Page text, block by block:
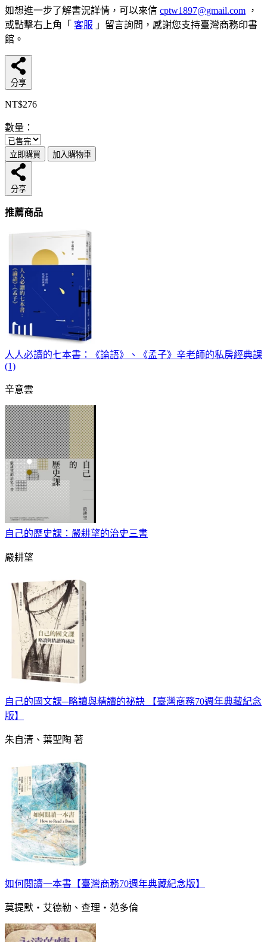
如想進一步了解書況詳情，可以來信 cptw1897@gmail.com ，
或點擊右上角「 客服 」留言詢問，感謝您支持臺灣商務印書
館。
分享
NT$276
數量：
立即購買 加入購物車
分享
推薦商品
人人必讀的七本書：《論語》、《孟子》辛老師的私房經典課
(1)
辛意雲
自己的歷史課：嚴耕望的治史三書
嚴耕望
自己的國文課─略讀與精讀的祕訣 【臺灣商務70週年典藏紀念
版】
朱自清、葉聖陶 著
如何閱讀一本書【臺灣商務70週年典藏紀念版】
莫提默‧艾德勒、查理‧范多倫